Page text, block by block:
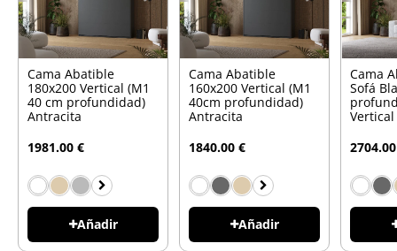
Cama Abatible
180x200 Vertical (M1
40 cm profundidad)
Antracita
1981.00 €
Añadir
Cama Abatible
160x200 Vertical (M1
40cm profundidad)
Antracita
1840.00 €
Añadir
Cama
Sofá